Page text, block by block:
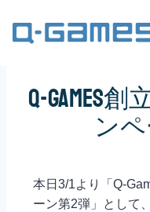
Q-Games
ン
本日3/1より「Q-
ーン第2弾」として